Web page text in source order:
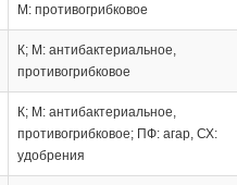
М: противогрибковое
К; М: антибактериальное,
противогрибковое
К; М: антибактериальное,
противогрибковое; ПФ: агар, СХ:
удобрения